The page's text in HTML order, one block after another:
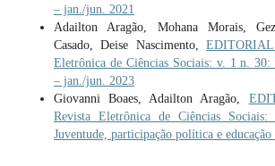
– jan./jun. 2021
Adailton Aragão, Mohana Morais,
Casado, Deise Nascimento,EDITORIAL
Eletrônica de Ciências Sociais: v. 1 n.
– jan./jun. 2023
Giovanni Boaes, Adailton Aragão,
Revista Eletrônica de Ciências
Juventude, participação política e